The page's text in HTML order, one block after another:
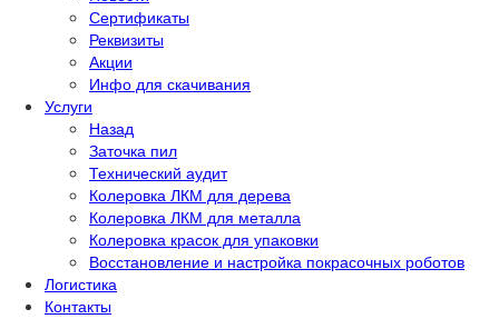
Сертификаты
Реквизиты
Акции
Инфо для скачивания
Услуги
Назад
Заточка пил
Технический аудит
Колеровка ЛКМ для дерева
Колеровка ЛКМ для металла
Колеровка красок для упаковки
Восстановление и настройка покрасочных роботов
Логистика
Контакты